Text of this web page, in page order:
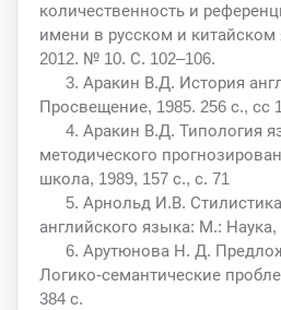
количественность и
имени в русском и
2012. № 10. С. 102–106.
3. Аракин В.Д. История
Просвещение, 1985. 256 с., сс
4. Аракин В.Д. Типология
методического
школа, 1989, 157 с., с. 71
5. Арнольд И.В.
английского языка: М.: Наука,
6. Арутюнова Н. Д.
Логико-семантические
384 с.